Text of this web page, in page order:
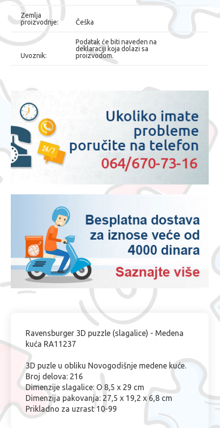
Zemlja
proizvodnje:
Češka
Uvoznik:
Podatak će biti naveden na
deklaraciji koja dolazi sa
proizvodom.
Ravensburger 3D puzzle (slagalice) - Medena
kuća RA11237
3D puzle u obliku Novogodišnje medene kuće.
Broj delova: 216
Dimenzije slagalice: O 8,5 x 29 cm
Dimenzija pakovanja: 27,5 x 19,2 x 6,8 cm
Prikladno za uzrast 10-99